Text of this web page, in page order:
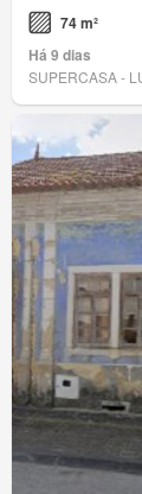
74 m²
Há 9 dias
SUPERCASA -